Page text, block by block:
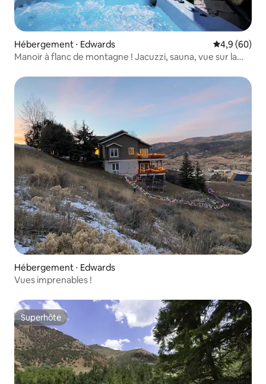
Hébergement ⋅ Edwards Évaluation
4,9 (60)
Manoir à flanc de montagne ! Jacuzzi, sauna, vue sur la
Hébergement ⋅ Edwards
Vues imprenables !
Superhôte
Superhôte